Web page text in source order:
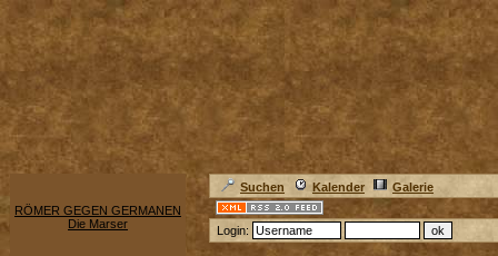
RÖMER GEGEN GERMANEN
Die Marser
Suchen Kalender Galerie
Login: